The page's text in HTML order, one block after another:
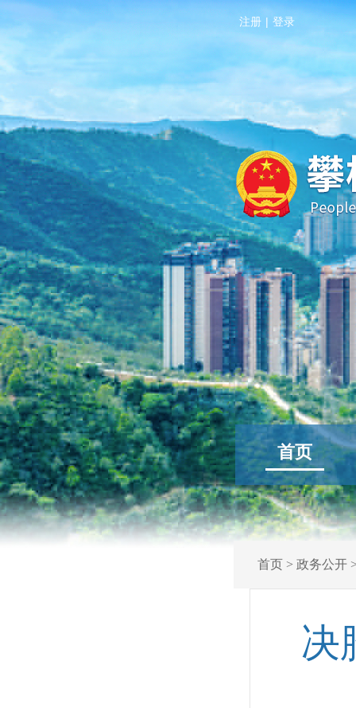
注册 | 登录
首页
首页> 政务公开
决